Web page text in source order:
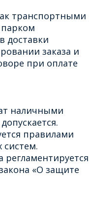
транспортными
доставки
заказа и
при оплате
наличными
правилами
регламентируется
«О защите